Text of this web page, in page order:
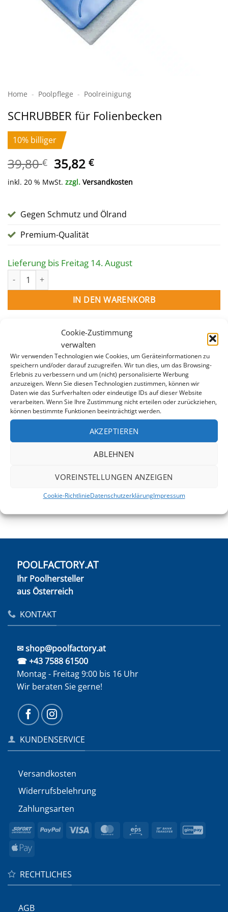
Cookie-Zustimmung
verwalten
Wir verwenden Technologien wie Cookies, um Geräteinformationen zu
speichern und/oder darauf zuzugreifen. Wir tun dies, um das Browsing-
Erlebnis zu verbessern und um (nicht) personalisierte Werbung
anzuzeigen. Wenn Sie diesen Technologien zustimmen, können wir
Daten wie das Surfverhalten oder eindeutige IDs auf dieser Website
verarbeiten. Wenn Sie Ihre Zustimmung nicht erteilen oder zurückziehen,
können bestimmte Funktionen beeinträchtigt werden.
AKZEPTIEREN
ABLEHNEN
VOREINSTELLUNGEN ANZEIGEN
Cookie-RichtlinieDatenschutzerklärungImpressum
Home - Poolpflege - Poolreinigung
SCHRUBBER für Folienbecken
10% billiger
39,80€ Ursprünglicher
Preis
war:
35,82€Aktueller
Preis
ist:
inkl. 20 % MwSt. zzgl. Versandkosten
Gegen Schmutz und Ölrand
Premium-Qualität
Lieferung bis Freitag 14. August
SCHRUBBER für Folienbecken Menge
IN DEN WARENKORB
BESCHREIBUNG
ZUSÄTZLICHE INFORMATION
Poolfactory “Schrubber” zur einfachen Reinigung der
Beckenfolie. Mit austauschbaren Reinigungsschwamm
effektiv den Schmutz von den Wänden.
Die mitgelieferte blaue Halterung können Sie mit jeder
POOLFACTORY.AT
Ihr Poolhersteller
aus Österreich
KONTAKT
✉ shop@poolfactory.at
☎ +43 7588 61500
Montag - Freitag 9:00 bis 16 Uhr
Wir beraten Sie gerne!
KUNDENSERVICE
Versandkosten
Widerrufs­belehrung
Zahlungsarten
Sofort PayPal Visa MasterCard
Eps
Bank
Apple
RECHTLICHES
AGB